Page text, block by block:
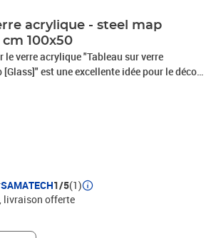
acrylique - steel map
cm 100x50
le verre acrylique "Tableau sur verre
est une excellente idée pour le décor
Celui-ci est une solution pour les
pour les décorations murales
que panneau en verre ou verre décoratif
sur verre acrylique est un attrape oeil
et sera sublimer les salles de
qualité de pigment que le tableau est
Les tableaux sur verre acryliques
et résistant à l’humidité, ainsi le
SAMATECH1/5(1)
livraison offerte